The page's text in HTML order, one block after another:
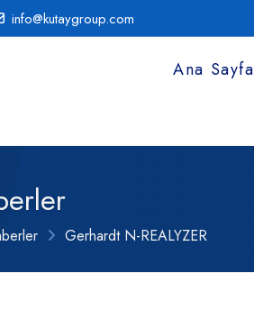
info@kutaygroup.com
Ana Sayfa
Gerhardt N-REALYZER